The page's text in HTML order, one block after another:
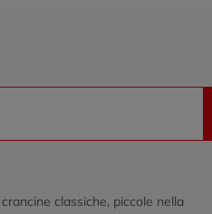
classiche, piccole nella